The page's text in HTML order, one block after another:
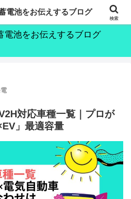
な社会の実現のために～
電池をお伝えするブログ
対応車種一覧｜プロが
」最適容量
電池をお伝えするブログ
検索